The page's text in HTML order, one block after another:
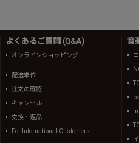
よくあるご質問 (Q&A)
オンラインショッピング
配送単位
注文の確認
キャンセル
交換・返品
For International Customers
音